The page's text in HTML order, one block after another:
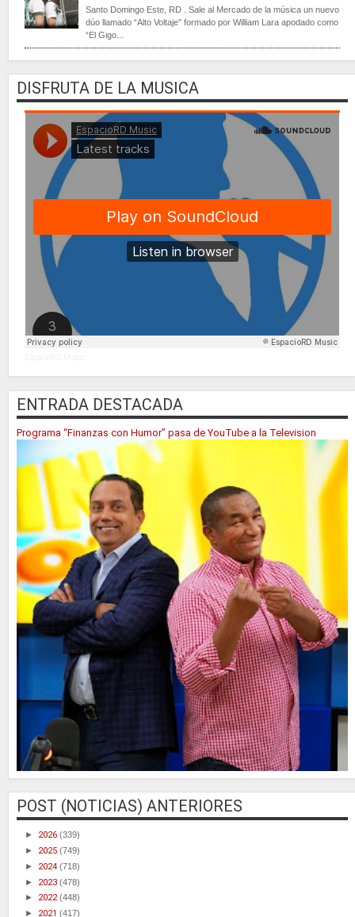
Santo Domingo Este, RD . Sale al Mercado de la música un nuevo
dúo llamado “Alto Voltaje” formado por William Lara apodado como
“El Gigo...
DISFRUTA DE LA MUSICA
EspacioRD Music
ENTRADA DESTACADA
Programa “Finanzas con Humor” pasa de YouTube a la Television
POST (NOTICIAS) ANTERIORES
► 2026 (339)
► 2025 (749)
► 2024 (718)
► 2023 (478)
► 2022(448)
► 2021 (417)